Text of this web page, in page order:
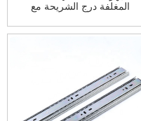
المغلفة درج الشريحة مع
النايلون عجلة درج عداء
الشريحة السكك الحديدية